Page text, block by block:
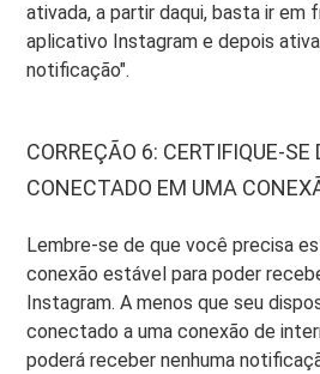
ativada, a partir daqui, basta ir em
aplicativo Instagram e depois
notificação".
CORREÇÃO 6: CERTIFIQUE-SE
CONECTADO EM UMA
Lembre-se de que você precisa
conexão estável para poder
Instagram. A menos que seu
conectado a uma conexão de
poderá receber nenhuma